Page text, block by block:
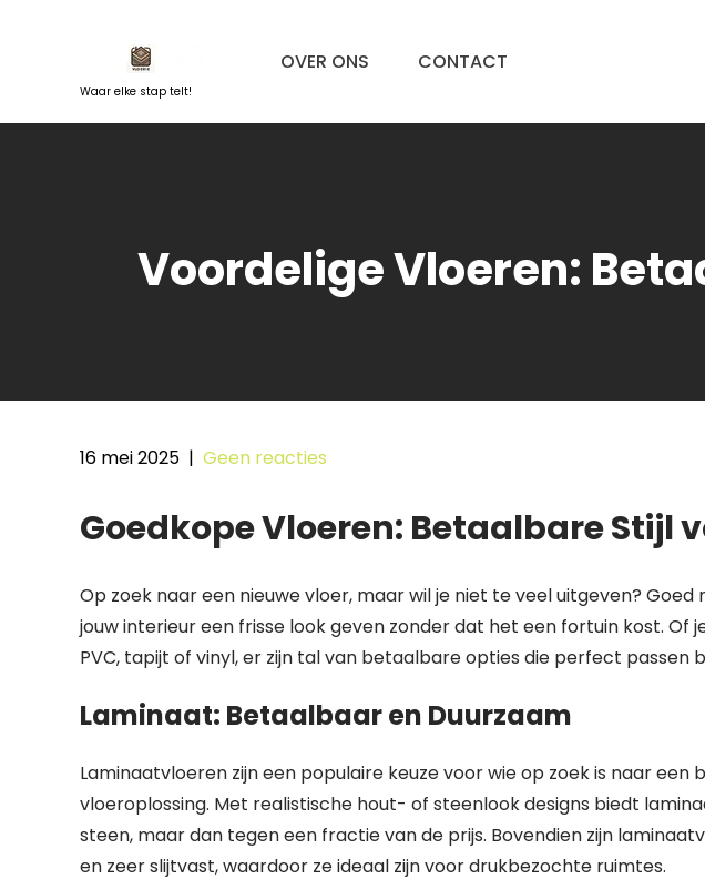
Waar elke stap telt!
OVER ONS CONTACT
Voordelige Vloeren:
16 mei 2025 | Geen reacties
Goedkope Vloeren: Betaalbare Stijl
Op zoek naar een nieuwe vloer, maar wil je niet te veel uitgeven?
jouw interieur een frisse look geven zonder dat het een fortuin kost. Of
PVC, tapijt of vinyl, er zijn tal van betaalbare opties die perfect passen
Laminaat: Betaalbaar en Duurzaam
Laminaatvloeren zijn een populaire keuze voor wie op zoek is naar een
vloeroplossing. Met realistische hout- of steenlook designs biedt
steen, maar dan tegen een fractie van de prijs. Bovendien zijn
en zeer slijtvast, waardoor ze ideaal zijn voor drukbezochte ruimtes.